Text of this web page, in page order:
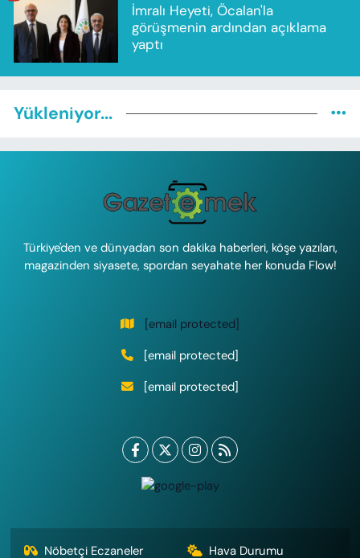
İmralı Heyeti, Öcalan'la
görüşmenin ardından açıklama
yaptı
Yükleniyor...
Türkiye'den ve dünyadan son dakika haberleri, köşe yazıları,
magazinden siyasete, spordan seyahate her konuda Flow!
[email protected]
[email protected]
[email protected]
Nöbetçi Eczaneler Hava Durumu